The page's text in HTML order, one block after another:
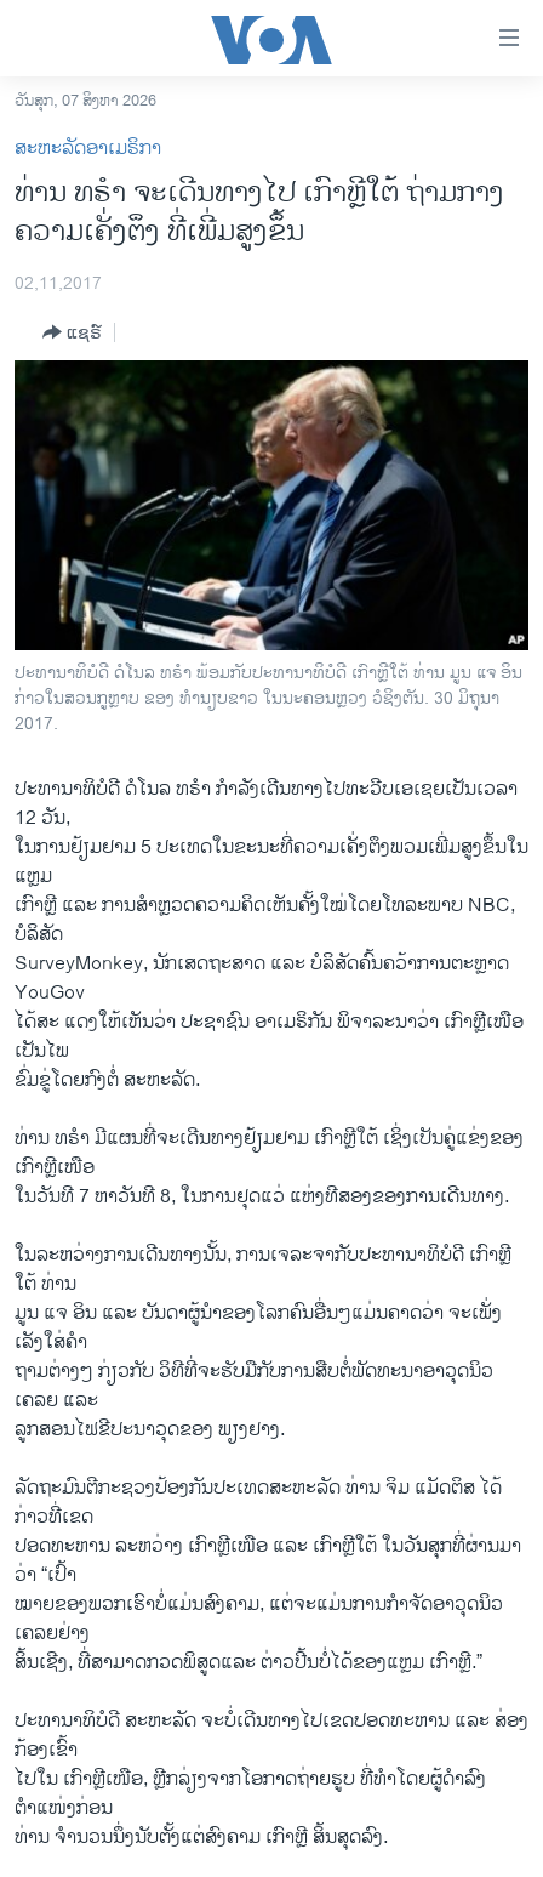
ເຂົ້າ
ຫາ
ຂ້າມ
ຂ້າມ
ຂ້າມ
ຫາ
ລາວ
ການເລືອກຕັ້ງ ປະທານາທີບໍດີ ສະຫະລັດ 2024
ຂ່າວ​ຈີນ
ໂລກ
ເອເຊຍ
ອິດສະຫຼະພາບດ້ານການຂ່າວ
ຊີວິດຊາວລາວ
ຊຸມຊົນຊາວລາວ
ວິທະຍາສາດ-ເທັກໂນໂລຈີ
ທຸລະກິດ
ພາສາອັງກິດ
ວີດີໂອ
ສຽງ
ລາຍການກະຈາຍສຽງ
ລາຍງານ
ຕິດຕາມພວກເຮົາ ທີ່
ພາສາຕ່າງໆ
ວັນສຸກ, 07 ສິງຫາ 2026
ສະຫະລັດອາເມຣິກາ
ທ່ານ ທຣຳ ຈະເດີນທາງໄປ ເກົາຫຼີໃຕ້ ຖ່າມກາງ
ຄວາມເຄັ່ງຕຶງ ທີ່ເພີ່ມສູງຂຶ້ນ
02,11,2017
ແຊຣ໌
ປະທານາທິບໍດີ ດໍໂນລ ທຣຳ ພ້ອມກັບປະທານາທິບໍດີ ເກົາຫຼີໃຕ້ ທ່ານ ມູນ ແຈ ອິນ
ກ່າວໃນສວນກູຫຼາບ ຂອງ ທຳນຽບຂາວ ໃນນະຄອນຫຼວງ ວໍຊິງຕັນ. 30 ມິຖຸນາ
2017.
ປະທານາທິບໍດີ ດໍໂນລ ທຣຳ ກຳລັງເດີນທາງໄປທະວີບເອເຊຍເປັນເວລາ
12 ວັນ,
ໃນການຢ້ຽມຢາມ 5 ປະເທດໃນຂະນະທີ່ຄວາມເຄັ່ງຕຶງພວມເພີ່ມສູງຂຶ້ນໃນ
ແຫຼມ
ເກົາຫຼີ ແລະ ການສຳຫຼວດຄວາມຄິດເຫັນຄັ້ງໃໝ່ໂດຍໂທລະພາບ NBC,
ບໍລິສັດ
SurveyMonkey, ນັກເສດຖະສາດ ແລະ ບໍລິສັດຄົ້ນຄວ້າການຕະຫຼາດ
YouGov
ໄດ້ສະ ແດງໃຫ້ເຫັນວ່າ ປະຊາຊົນ ອາເມຣິກັນ ພິຈາລະນາວ່າ ເກົາຫຼີເໜືອ
ເປັນໄພ
ຂົ່ມຂູ່ໂດຍກົງຕໍ່ ສະຫະລັດ.
ທ່ານ ທຣຳ ມີແຜນທີ່ຈະເດີນທາງຢ້ຽມຢາມ ເກົາຫຼີໃຕ້ ເຊິ່ງເປັນຄູ່ແຂ່ງຂອງ
ເກົາຫຼີເໜືອ
ໃນວັນທີ 7 ຫາວັນທີ 8, ໃນການຢຸດແວ່ ແຫ່ງທີສອງຂອງການເດີນທາງ.
ໃນລະຫວ່າງການເດີນທາງນັ້ນ, ການເຈລະຈາກັບປະທານາທິບໍດີ ເກົາຫຼີ
ໃຕ້ ທ່ານ
ມູນ ແຈ ອິນ ແລະ ບັນດາຜູ້ນຳຂອງໂລກຄົນອື່ນໆແມ່ນຄາດວ່າ ຈະເພັ່ງ
ເລັງໃສ່ຄຳ
ຖາມຕ່າງໆ ກ່ຽວກັບ ວິທີທີ່ຈະຮັບມືກັບການສືບຕໍ່ພັດທະນາອາວຸດນິວ
ເຄລຍ ແລະ
ລູກສອນໄຟຂີປະນາວຸດຂອງ ພຽງຢາງ.
ລັດຖະມົນຕີກະຊວງປ້ອງກັນປະເທດສະຫະລັດ ທ່ານ ຈິມ ແມັດຕິສ ໄດ້
ກ່າວທີ່ເຂດ
ປອດທະຫານ ລະຫວ່າງ ເກົາຫຼີເໜືອ ແລະ ເກົາຫຼີໃຕ້ ໃນວັນສຸກທີ່ຜ່ານມາ
ວ່າ “ເປົ້າ
ໝາຍຂອງພວກເຮົາບໍ່ແມ່ນສົງຄາມ, ແຕ່ຈະແມ່ນການກຳຈັດອາວຸດນິວ
ເຄລຍຢ່າງ
ສິ້ນເຊີງ, ທີ່ສາມາດກວດພິສູດແລະ ຕ່າວປີ້ນບໍ່ໄດ້ຂອງແຫຼມ ເກົາຫຼີ.”
ປະທານາທິບໍດີ ສະຫະລັດ ຈະບໍ່ເດີນທາງໄປເຂດປອດທະຫານ ແລະ ສ່ອງ
ກ້ອງເຂົ້າ
ໄປໃນ ເກົາຫຼີເໜືອ, ຫຼີກລ່ຽງຈາກໂອກາດຖ່າຍຮູບ ທີ່ທຳໂດຍຜູ້ດຳລົງ
ຕຳແໜ່ງກ່ອນ
ທ່ານ ຈຳນວນນຶ່ງນັບຕັ້ງແຕ່ສົງຄາມ ເກົາຫຼີ ສິ້ນສຸດລົງ.